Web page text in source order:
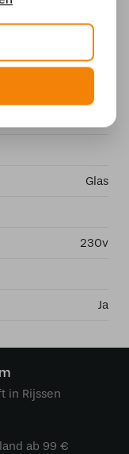
E14
Glas
230v
Ja
in Rijssen
ab 99 €